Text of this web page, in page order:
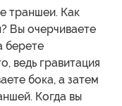
траншеи. Как
Вы очерчиваете
берете
ведь гравитация
бока, а затем
Когда вы